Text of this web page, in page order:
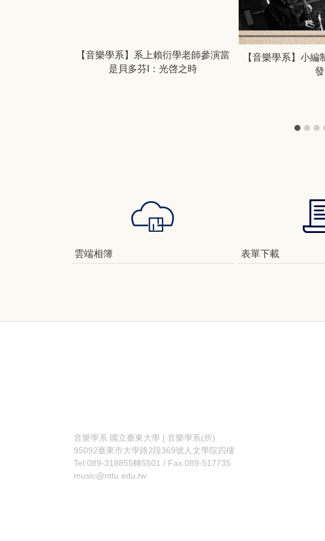
【音樂學系】系上賴衍學老師參演當
是貝多芬I：光啓之時
【音樂學系】小
發
雲端相簿 表單下載
音樂學系 國立臺東大學 | 音樂學系(所)
95092臺東市大學路2段369號人文學院四樓
Tel:089-318855轉5501 / Fax:089-517735
music@nttu.edu.tw